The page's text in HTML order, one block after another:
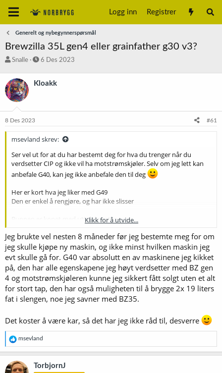
Logg inn Registrer
Generelt og nybegynnerspørsmål
Brewzilla 35L gen4 eller grainfather g30 v3?
T
å
d
s
a
r
t
e
Snalle
S
r
a
o
6 Des 2023
Kloakk
8 Des 2023 #61
msevland skrev:
Ser vel ut for at du har bestemt deg for hva du trenger når du
verdsetter CIP og ikke vil ha motstrømskjøler. Selv om jeg lett kan
anbefale G40, kan jeg ikke anbefale den til deg
Her er kort hva jeg liker med G49
Den er enkel å rengjøre, og har ikke slisser
Bunnen er konet med uttak i senter.
Ikke senterrør
Overføring av oppskrifter fra Brewfather
Satt på ventil og hurtigkobling i bunn for bruk av gammelt utstyr
(bilde)
Kjøpt ekstra stor (vid) BIAB pose for enkel batchsparge. Løfter
posen over i gryten med skyllevann. Åpner opp for bruk av mange
forskjellige teknikker.
Har den på rulleplate
Vis vedlegget 65455
Klikk for å utvide...
Jeg brukte vel nesten 8 måneder før jeg bestemte meg for om
jeg skulle kjøpe ny maskin, og ikke minst hvilken maskin jeg
evt skulle gå for. G40 var absolutt en av maskinene jeg kikket
på, den har alle egenskapene jeg høyt verdsetter med BZ gen
4 og motstrømskjøleren kunne jeg sikkert fått solgt uten et alt
for stort tap, den har også muligheten til å brygge 2x 19 liters
fat i slengen, noe jeg savner med BZ35.
Det koster å være kar, så det har jeg ikke råd til, desverre
R
e
a
k
s
msevland
TorbjornJ